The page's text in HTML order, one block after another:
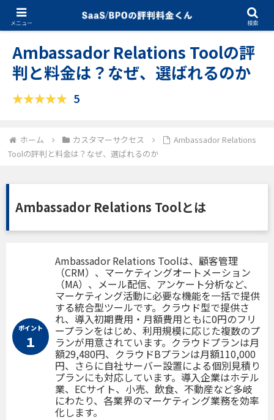
カスタマーサクセス 10.28.2025
Ambassador Relations Toolの評
判と料金は？なぜ、選ばれるのか
5
ホーム カスタマーサクセス
Ambassador Relations
Toolの評判と料金は？なぜ、選ばれるのか
Ambassador Relations Toolとは
ポイント
１
Ambassador Relations Toolは、顧客管理
（CRM）、マーケティングオートメーション
（MA）、メール配信、アンケート分析など、
マーケティング活動に必要な機能を一括で提供
する統合型ツールです。クラウド型で提供さ
れ、導入初期費用・月額費用ともに0円のフリ
ープランをはじめ、利用規模に応じた複数のプ
ランが用意されています。クラウドプランは月
額29,480円、クラウドBプランは月額110,000
円、さらに自社サーバー設置による個別見積り
プランにも対応しています。導入企業はホテル
業、ECサイト、小売、飲食、不動産など多岐
にわたり、各業界のマーケティング業務を効率
化します。
メニュー 検索